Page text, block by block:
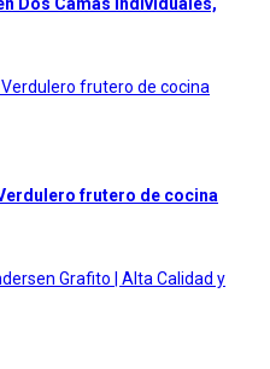
Dos Camas Individuales,
frutero de cocina